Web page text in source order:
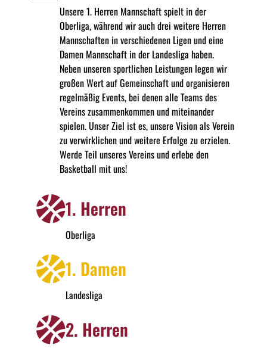
Unsere 1. Herren Mannschaft spielt in der
Oberliga, während wir auch drei weitere Herren
Mannschaften in verschiedenen Ligen und eine
Damen Mannschaft in der Landesliga haben.
Neben unseren sportlichen Leistungen legen wir
großen Wert auf Gemeinschaft und organisieren
regelmäßig Events, bei denen alle Teams des
Vereins zusammenkommen und miteinander
spielen. Unser Ziel ist es, unsere Vision als Verein
zu verwirklichen und weitere Erfolge zu erzielen.
Werde Teil unseres Vereins und erlebe den
Basketball mit uns!
1. Herren
Oberliga
1. Damen
Landesliga
2. Herren